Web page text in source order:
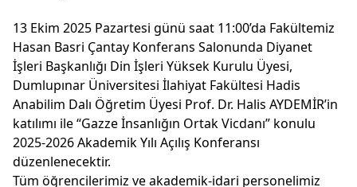
13 Ekim 2025 Pazartesi günü saat 11:00’da Fakültemiz
Hasan Basri Çantay Konferans Salonunda Diyanet
İşleri Başkanlığı Din İşleri Yüksek Kurulu Üyesi,
Dumlupınar Üniversitesi İlahiyat Fakültesi Hadis
Anabilim Dalı Öğretim Üyesi Prof. Dr. Halis AYDEMİR’in
katılımı ile “Gazze İnsanlığın Ortak Vicdanı” konulu
2025-2026 Akademik Yılı Açılış Konferansı
düzenlenecektir.
Tüm öğrencilerimiz ve akademik-idari personelimiz